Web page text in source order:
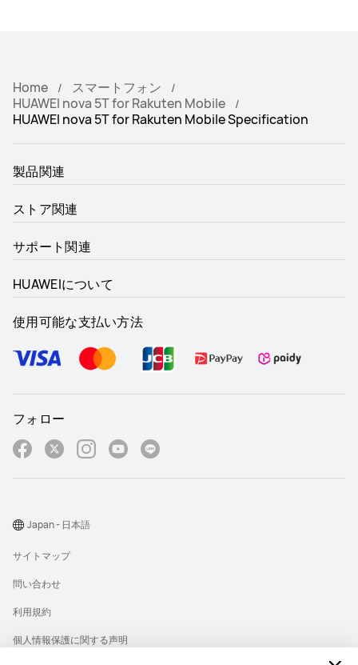
Home
スマートフォン
HUAWEI nova 5T for Rakuten Mobile
HUAWEI nova 5T for Rakuten Mobile Specification
製品関連
ストア関連
サポート関連
HUAWEIについて
使用可能な支払い方法
フォロー
サイトマップ
問い合わせ
利用規約
個人情報保護に関する声明
Japan - 日本語